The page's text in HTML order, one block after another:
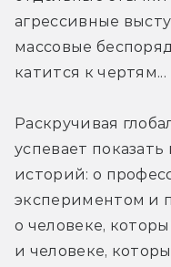
агрессивные
массовые
катится к чертям...
Раскручивая
успевает
историй: о
экспериментом и
о человеке,
и человеке,